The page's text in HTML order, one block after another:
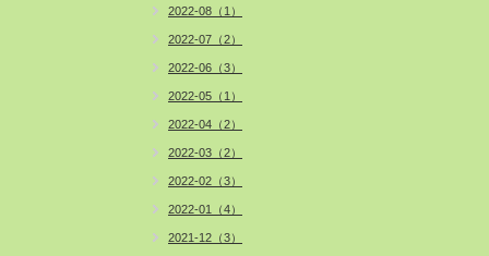
2022-08（1）
2022-07（2）
2022-06（3）
2022-05（1）
2022-04（2）
2022-03（2）
2022-02（3）
2022-01（4）
2021-12（3）